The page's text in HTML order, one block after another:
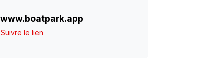
www.boatpark.app
Suivre le lien